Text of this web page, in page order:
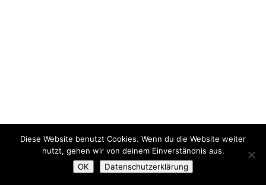
Diese Website benutzt Cookies. Wenn du die Website weiter
nutzt, gehen wir von deinem Einverständnis aus.
OK
Datenschutzerklärung